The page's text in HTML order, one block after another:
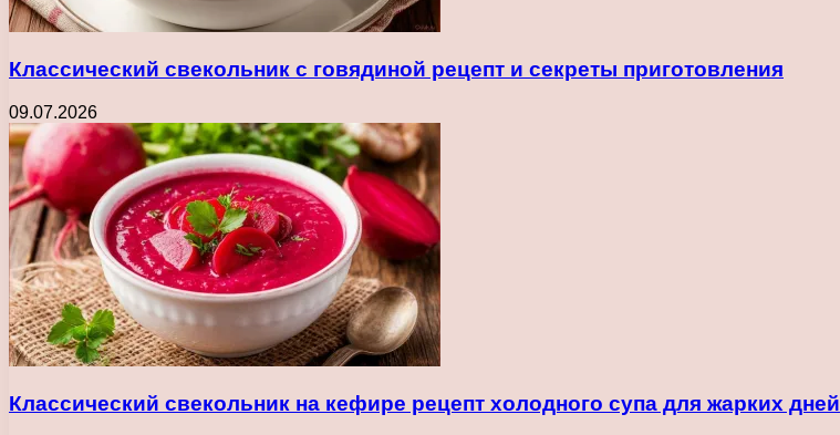
Классический свекольник с говядиной рецепт и секреты приготовления
09.07.2026
Классический свекольник на кефире рецепт холодного супа для жарких дней